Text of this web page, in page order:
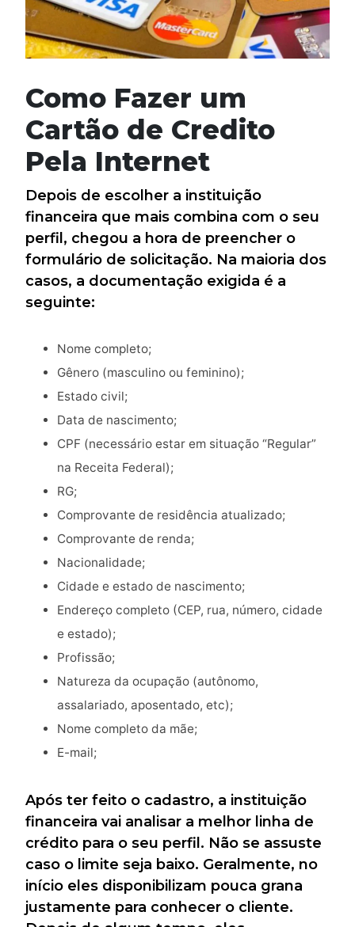
Como Fazer um
Cartão de Credito
Pela Internet
Depois de escolher a instituição
financeira que mais combina com o seu
perfil, chegou a hora de preencher o
formulário de solicitação. Na maioria dos
casos, a documentação exigida é a
seguinte:
Nome completo;
Gênero (masculino ou feminino);
Estado civil;
Data de nascimento;
CPF (necessário estar em situação “Regular”
na Receita Federal);
RG;
Comprovante de residência atualizado;
Comprovante de renda;
Nacionalidade;
Cidade e estado de nascimento;
Endereço completo (CEP, rua, número, cidade
e estado);
Profissão;
Natureza da ocupação (autônomo,
assalariado, aposentado, etc);
Nome completo da mãe;
E-mail;
Após ter feito o cadastro, a instituição
financeira vai analisar a melhor linha de
crédito para o seu perfil. Não se assuste
caso o limite seja baixo. Geralmente, no
início eles disponibilizam pouca grana
justamente para conhecer o cliente.